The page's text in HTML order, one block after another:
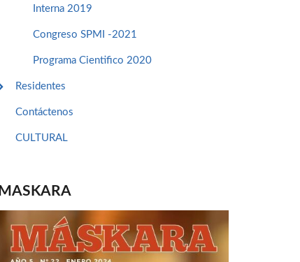
Interna 2019
Congreso SPMI -2021
Programa Cientifico 2020
Residentes
Contáctenos
CULTURAL
MASKARA